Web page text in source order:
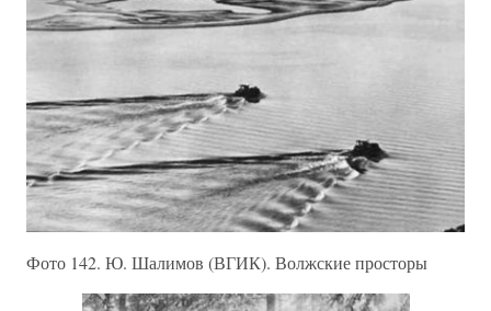
Фото 142. Ю. Шалимов (ВГИК). Волжские просторы